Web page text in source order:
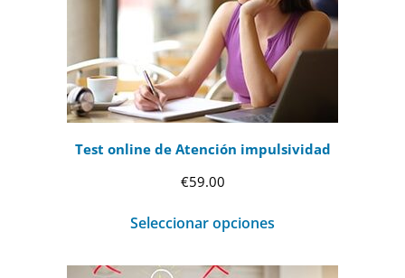
Test online de Atención impulsividad
€59.00
Seleccionar opciones